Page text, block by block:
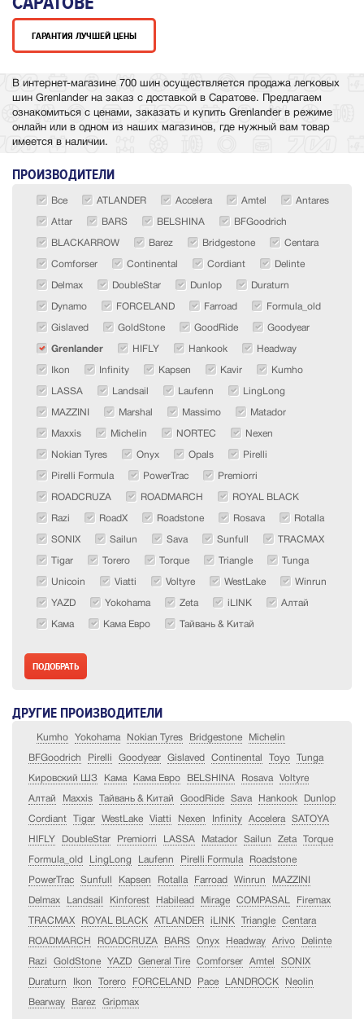
ГАРАНТИЯ ЛУЧШЕЙ ЦЕНЫ
В интернет-магазине 700 шин осуществляется продажа легковых
шин Grenlander на заказ с доставкой в Саратове. Предлагаем
ознакомиться с ценами, заказать и купить Grenlander в режиме
онлайн или в одном из наших магазинов, где нужный вам товар
имеется в наличии.
ПРОИЗВОДИТЕЛИ
Все ATLANDER Accelera Amtel Antares
Attar BARS BELSHINA BFGoodrich
BLACKARROW Barez Bridgestone Centara
Comforser Continental Cordiant Delinte
Delmax DoubleStar Dunlop Duraturn
Dynamo FORCELAND Farroad Formula_old
Gislaved GoldStone GoodRide Goodyear
Grenlander HIFLY Hankook Headway
Ikon Infinity Kapsen Kavir Kumho
LASSA Landsail Laufenn LingLong
MAZZINI Marshal Massimo Matador
Maxxis Michelin NORTEC Nexen
Nokian Tyres Onyx Opals Pirelli
Pirelli Formula PowerTrac Premiorri
ROADCRUZA ROADMARCH ROYAL BLACK
Razi RoadX Roadstone Rosava Rotalla
SONIX Sailun Sava Sunfull TRACMAX
Tigar Torero Torque Triangle Tunga
Unicoin Viatti Voltyre WestLake Winrun
YAZD Yokohama Zeta iLINK Алтай
Кама Кама Евро Тайвань & Китай
ДРУГИЕ ПРОИЗВОДИТЕЛИ
Kumho Yokohama Nokian Tyres Bridgestone Michelin
BFGoodrich Pirelli Goodyear Gislaved Continental Toyo Tunga
Кировский ШЗ Кама Кама Евро BELSHINA Rosava Voltyre
Алтай Maxxis Тайвань & Китай GoodRide Sava Hankook Dunlop
Cordiant Tigar WestLake Viatti Nexen Infinity Accelera SATOYA
HIFLY DoubleStar Premiorri LASSA Matador Sailun Zeta Torque
Formula_old LingLong Laufenn Pirelli Formula Roadstone
PowerTrac Sunfull Kapsen Rotalla Farroad Winrun MAZZINI
Delmax Landsail Kinforest Habilead Mirage COMPASAL Firemax
TRACMAX ROYAL BLACK ATLANDER iLINK Triangle Centara
ROADMARCH ROADCRUZA BARS Onyx Headway Arivo Delinte
Razi GoldStone YAZD General Tire Comforser Amtel SONIX
Duraturn Ikon Torero FORCELAND Pace LANDROCK Neolin
Bearway Barez Gripmax